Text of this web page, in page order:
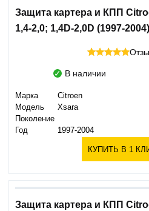
Защита картера и КПП
1,4-2,0; 1,4D-2,0D (1997-
В наличии
Марка
Citroen
Модель
Xsara
Поколение
Год
1997-2004
КУПИТЬ В 1
Защита картера и КПП